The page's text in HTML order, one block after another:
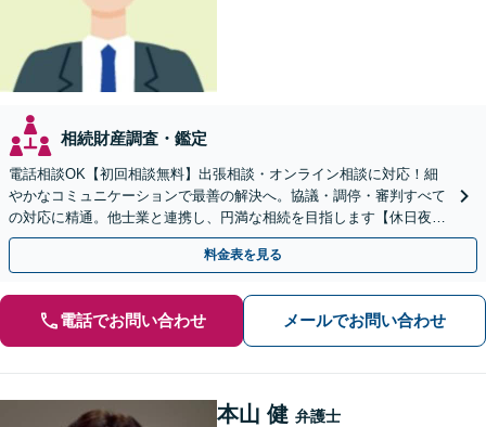
相続財産調査・鑑定
電話相談OK【初回相談無料】出張相談・オンライン相談に対応！細
やかなコミュニケーションで最善の解決へ。協議・調停・審判すべて
の対応に精通。他士業と連携し、円満な相続を目指します【休日夜間
対応】【上福岡駅8分】生前対策もお任せください
料金表を見る
電話でお問い合わせ メールでお問い合わせ
本山 健 弁護士